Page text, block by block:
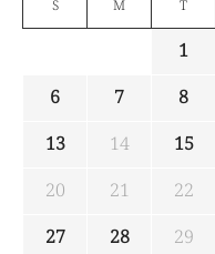
S M T
1
6
7 8
13
14 15
20
21 22
27
28 29